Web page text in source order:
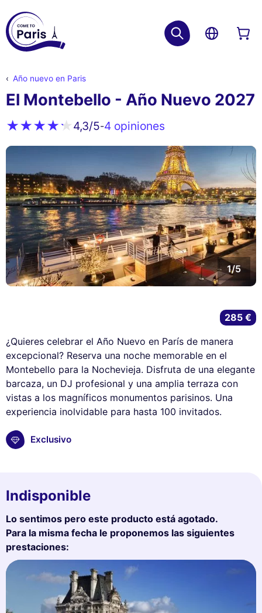
Año nuevo en Paris
El Montebello - Año Nuevo 2027
4,3/5-4 opiniones
1/5
¿Quieres celebrar el Año Nuevo en París de manera
excepcional? Reserva una noche memorable en el
Montebello para la Nochevieja. Disfruta de una elegante
barcaza, un DJ profesional y una amplia terraza con
vistas a los magníficos monumentos parisinos. Una
experiencia inolvidable para hasta 100 invitados.
Exclusivo
285 €
Indisponible
Lo sentimos pero este producto está agotado.
Para la misma fecha le proponemos las siguientes
prestaciones: